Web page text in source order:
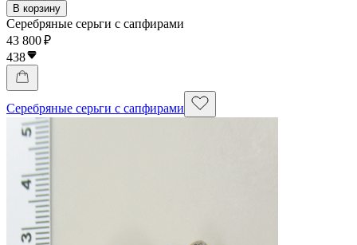
В корзину
Серебряные серьги с сапфирами
43 800 ₽
438
Серебряные серьги с сапфирами